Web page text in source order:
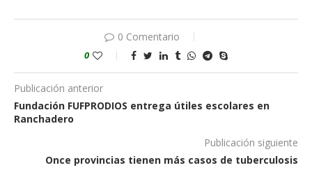
0 Comentario
0
Publicación anterior
Fundación FUFPRODIOS entrega útiles escolares en
Ranchadero
Publicación siguiente
Once provincias tienen más casos de tuberculosis